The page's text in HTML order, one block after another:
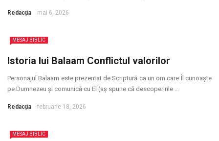
Redacția mai 6, 2026
MESAJ BIBLIC
Istoria lui Balaam Conflictul valorilor
Personajul Balaam este prezentat de Scriptură ca un om care Îl cunoaște
pe Dumnezeu și comunică cu El (aș spune că descoperirile ...
Redacția februarie 18, 2026
MESAJ BIBLIC